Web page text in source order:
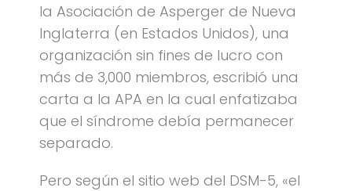
la Asociación de Asperger de Nueva
Inglaterra (en Estados Unidos), una
organización sin fines de lucro con
más de 3,000 miembros, escribió una
carta a la APA en la cual enfatizaba
que el síndrome debía permanecer
separado.
Pero según el sitio web del DSM-5, «el